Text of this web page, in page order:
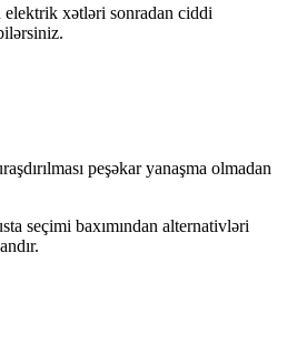
elektrik xətləri sonradan ciddi
peşəkar yanaşma olmadan
seçimi baxımından alternativləri